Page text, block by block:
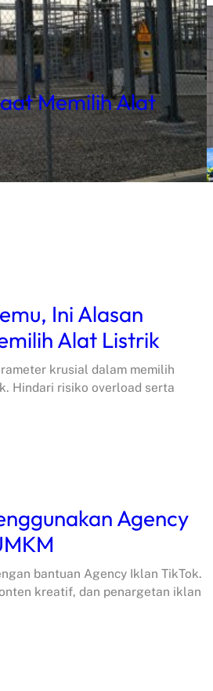
Memilih Alat
Ini Alasan
Alat Listrik
krusial dalam memilih
Hindari risiko overload serta
Agency
bantuan Agency Iklan TikTok.
kreatif, dan penargetan iklan